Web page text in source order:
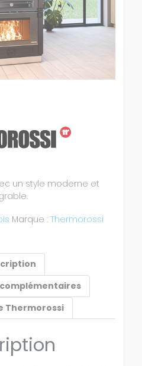
un style moderne et
Marque : Thermorossi
Thermorossi